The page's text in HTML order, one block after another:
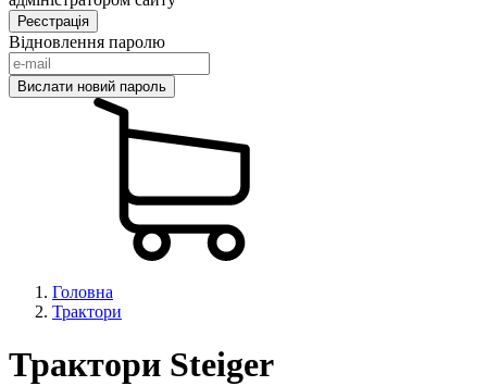
Відновлення паролю
Головна
Трактори
Трактори Steiger